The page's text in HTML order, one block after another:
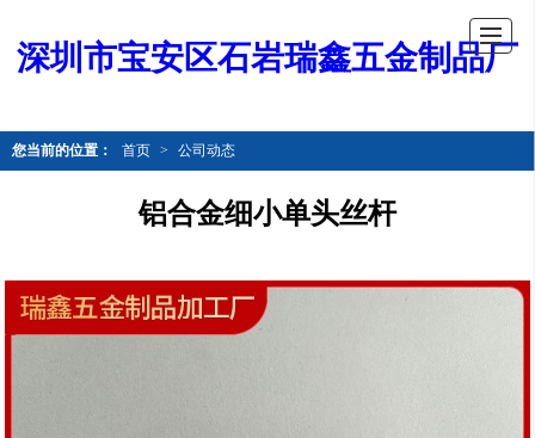
深圳市宝安区石岩瑞鑫五金制品厂
您当前的位置： 首页 > 公司动态
铝合金细小单头丝杆